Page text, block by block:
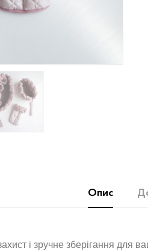
Опис
і зручне зберігання для